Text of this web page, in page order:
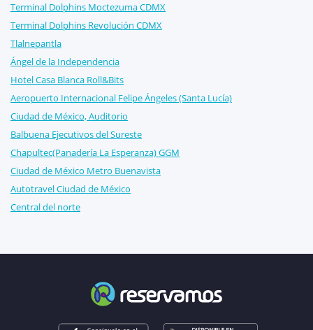
Terminal Dolphins Moctezuma CDMX
Terminal Dolphins Revolución CDMX
Tlalnepantla
Ángel de la Independencia
Hotel Casa Blanca Roll&Bits
Aeropuerto Internacional Felipe Ángeles (Santa Lucía)
Ciudad de México, Auditorio
Balbuena Ejecutivos del Sureste
Chapultec(Panadería La Esperanza) GGM
Ciudad de México Metro Buenavista
Autotravel Ciudad de México
Central del norte